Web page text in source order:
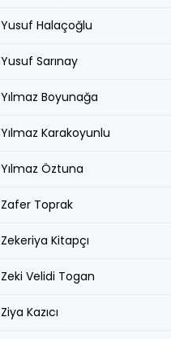
Yusuf Halaçoğlu
Yusuf Sarınay
Yılmaz Boyunağa
Yılmaz Karakoyunlu
Yılmaz Öztuna
Zafer Toprak
Zekeriya Kitapçı
Zeki Velidi Togan
Kazıcı